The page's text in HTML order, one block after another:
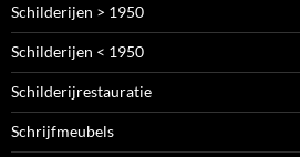
Schilderijen > 1950
Schilderijen < 1950
Schilderijrestauratie
Schrijfmeubels